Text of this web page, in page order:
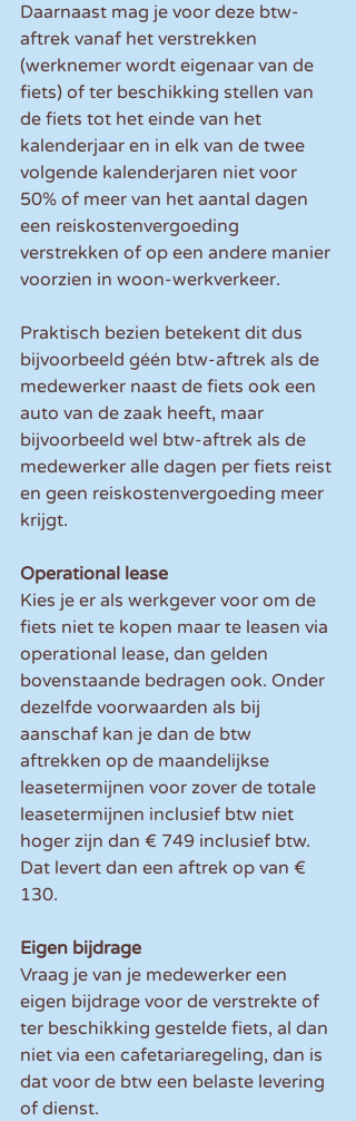
Daarnaast mag je voor deze btw-
aftrek vanaf het verstrekken
(werknemer wordt eigenaar van de
fiets) of ter beschikking stellen van
de fiets tot het einde van het
kalenderjaar en in elk van de twee
volgende kalenderjaren niet voor
50% of meer van het aantal dagen
een reiskostenvergoeding
verstrekken of op een andere manier
voorzien in woon-werkverkeer.
Praktisch bezien betekent dit dus
bijvoorbeeld géén btw-aftrek als de
medewerker naast de fiets ook een
auto van de zaak heeft, maar
bijvoorbeeld wel btw-aftrek als de
medewerker alle dagen per fiets reist
en geen reiskostenvergoeding meer
krijgt.
Operational lease
Kies je er als werkgever voor om de
fiets niet te kopen maar te leasen via
operational lease, dan gelden
bovenstaande bedragen ook. Onder
dezelfde voorwaarden als bij
aanschaf kan je dan de btw
aftrekken op de maandelijkse
leasetermijnen voor zover de totale
leasetermijnen inclusief btw niet
hoger zijn dan € 749 inclusief btw.
Dat levert dan een aftrek op van €
130.
Eigen bijdrage
Vraag je van je medewerker een
eigen bijdrage voor de verstrekte of
ter beschikking gestelde fiets, al dan
niet via een cafetariaregeling, dan is
dat voor de btw een belaste levering
of dienst.